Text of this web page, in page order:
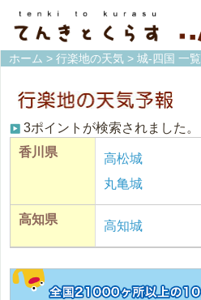
ホーム > 行楽地の天気 > 城-四国 一覧
3ポイントが検索されました。
香川県
高松城
丸亀城
高知県 高知城